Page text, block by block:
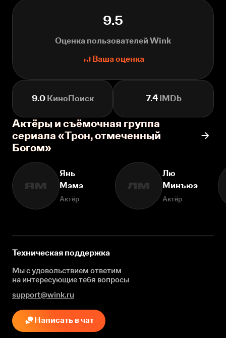
9.5
Оценка пользователей Wink
Ваша оценка
9.0КиноПоиск 7.4IMDb
Актёры и съёмочная группа
сериала «Трон, отмеченный
Богом»
ЯМ
Янь
Мэмэ
Актёр
ЛМ
Лю
Минъюэ
Актёр
Техническая поддержка
Мы с удовольствием ответим
на интересующиетебя вопросы
support@wink.ru
Написать в чат